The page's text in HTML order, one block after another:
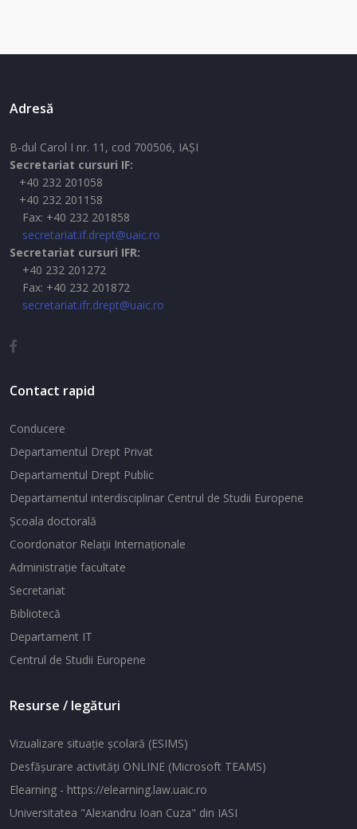
Adresă
B-dul Carol I nr. 11, cod 700506, IAŞI
Secretariat cursuri IF:
+40 232 201058
+40 232 201158
Fax: +40 232 201858
secretariat.if.drept@uaic.ro
Secretariat cursuri IFR:
+40 232 201272
Fax: +40 232 201872
secretariat.ifr.drept@uaic.ro
Contact rapid
Conducere
Departamentul Drept Privat
Departamentul Drept Public
Departamentul interdisciplinar Centrul de Studii Europene
Şcoala doctorală
Coordonator Relaţii Internaţionale
Administraţie facultate
Secretariat
Bibliotecă
Departament IT
Centrul de Studii Europene
Resurse / legături
Vizualizare situaţie şcolară (ESIMS)
Desfăşurare activităţi ONLINE (Microsoft TEAMS)
Elearning - https://elearning.law.uaic.ro
Universitatea "Alexandru Ioan Cuza" din IASI